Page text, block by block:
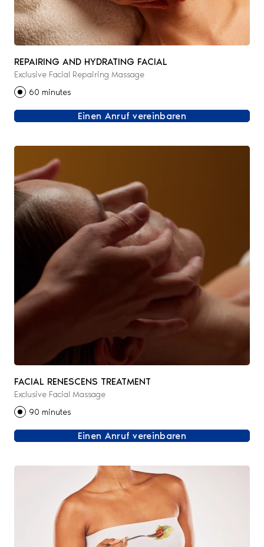
REPAIRING AND HYDRATING FACIAL
Exclusive Facial Repairing Massage
60 minutes
Einen Anruf vereinbaren
FACIAL RENESCENS TREATMENT
Exclusive Facial Massage
90 minutes
Einen Anruf vereinbaren